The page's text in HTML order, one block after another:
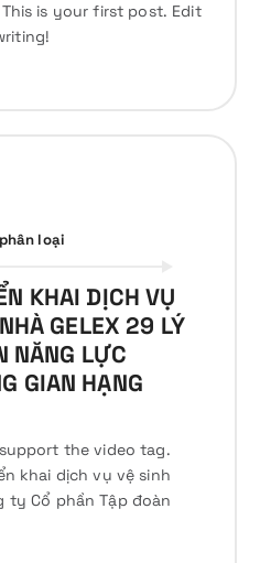
This is your first post. Edit
loại
KHAI DỊCH VỤ
GELEX 29 LÝ
NĂNG LỰC
GIAN HẠNG
the video tag.
khai dịch vụ vệ sinh
ty Cổ phần Tập đoàn